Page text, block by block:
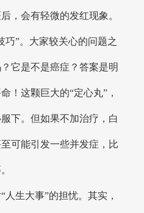
，会有轻微的发红现象。
巧”。大家较关心的问题之
它是不是癌症？答案是明
！这颗巨大的“定心丸”，
下。但如果不加治疗，白
可能引发一些并发症，比
生大事”的担忧。其实，